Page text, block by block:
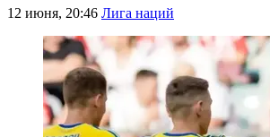
12 июня, 20:46 Лига наций